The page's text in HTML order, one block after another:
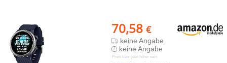
70,58 €
keine Angabe
keine Angabe
Preis kann jetzt höher sein